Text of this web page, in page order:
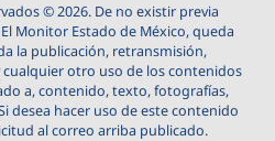
© 2026. De no existir previa
Monitor Estado de México, queda
la publicación, retransmisión,
otro uso de los contenidos
a, contenido, texto, fotografías,
desea hacer uso de este contenido
al correo arriba publicado.